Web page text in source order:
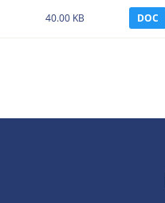
40.00 KB DOC